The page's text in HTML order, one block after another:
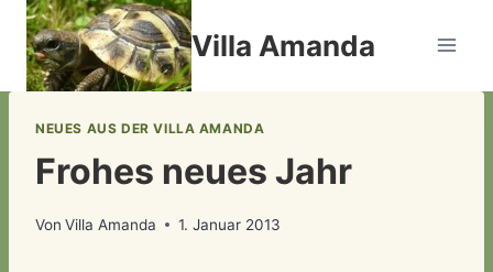
Zum
Inhalt
springen
Villa Amanda
NEUES AUS DER VILLA AMANDA
Frohes neues Jahr
Von Villa Amanda 1. Januar 2013